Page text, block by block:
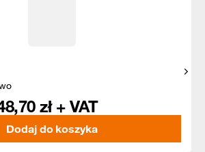
zł + VAT
Dodaj do koszyka